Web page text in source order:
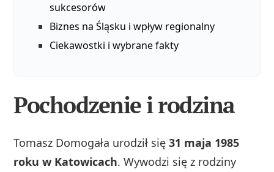
sukcesorów
Biznes na Śląsku i wpływ regionalny
Ciekawostki i wybrane fakty
Pochodzenie i rodzina
Tomasz Domogała urodził się31 maja 1985
roku w Katowicach. Wywodzi się z rodziny